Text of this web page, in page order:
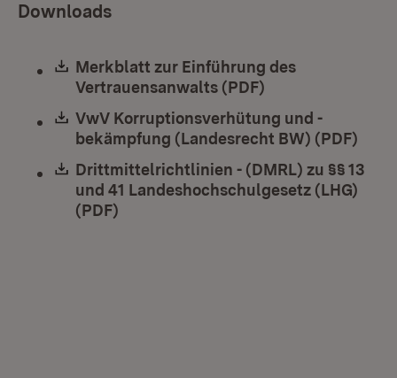
Downloads
Download:
Merkblatt zur Einführung des
Vertrauensanwalts (PDF)
Download:
VwV Korruptionsverhütung und -
bekämpfung (Landesrecht BW) (PDF)
Download:
Drittmittelrichtlinien - (DMRL) zu §§ 13
und 41 Landeshochschulgesetz (LHG)
(PDF)